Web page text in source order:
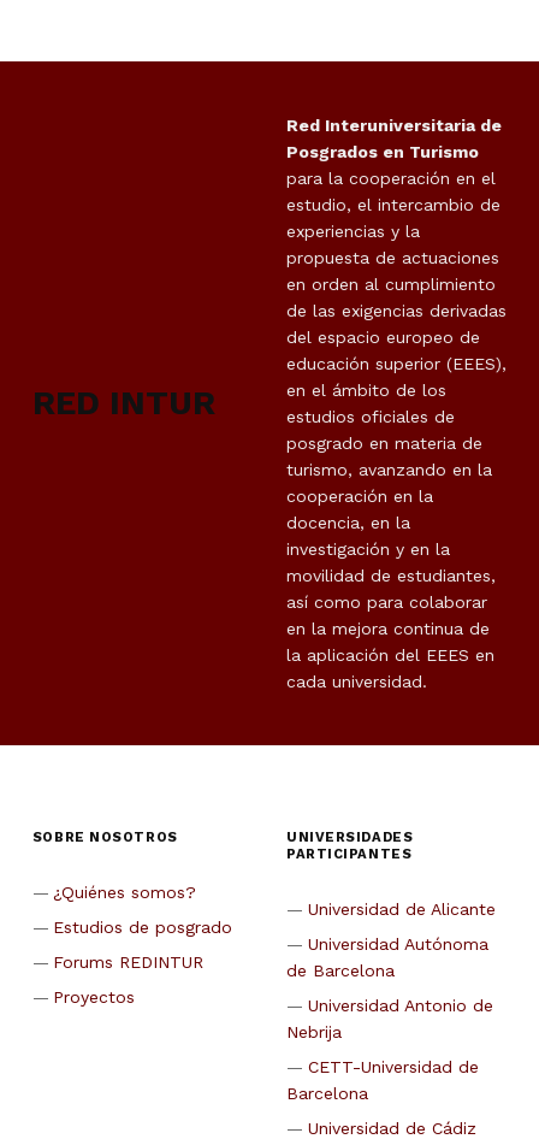
RED INTUR
Red Interuniversitaria de
Posgrados en Turismo
para la cooperación en el
estudio, el intercambio de
experiencias y la
propuesta de actuaciones
en orden al cumplimiento
de las exigencias derivadas
del espacio europeo de
educación superior (EEES),
en el ámbito de los
estudios oficiales de
posgrado en materia de
turismo, avanzando en la
cooperación en la
docencia, en la
investigación y en la
movilidad de estudiantes,
así como para colaborar
en la mejora continua de
la aplicación del EEES en
cada universidad.
SOBRE NOSOTROS
¿Quiénes somos?
Estudios de posgrado
Forums REDINTUR
Proyectos
UNIVERSIDADES
PARTICIPANTES
Universidad de Alicante
Universidad Autónoma
de Barcelona
Universidad Antonio de
Nebrija
CETT-Universidad de
Barcelona
Universidad de Cádiz